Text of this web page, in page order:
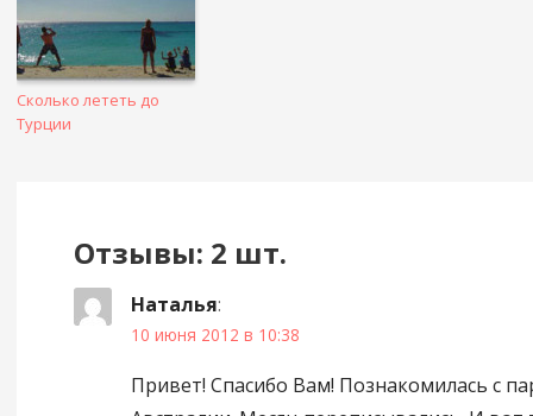
Сколько лететь до
Турции
Отзывы: 2 шт.
Наталья:
10 июня 2012 в 10:38
Привет! Спасибо Вам! Познакомилась с